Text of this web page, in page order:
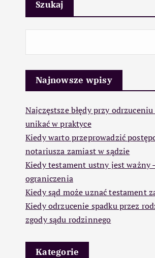
Szukaj
Najnowsze wpisy
Najczęstsze błędy przy odrzuceniu
unikać w praktyce
Kiedy warto przeprowadzić
notariusza zamiast w sądzie
Kiedy testament ustny jest ważny
ograniczenia
Kiedy sąd może uznać testament
Kiedy odrzucenie spadku przez
zgody sądu rodzinnego
Kategorie